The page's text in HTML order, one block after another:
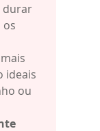
durar
os
ideais
ou